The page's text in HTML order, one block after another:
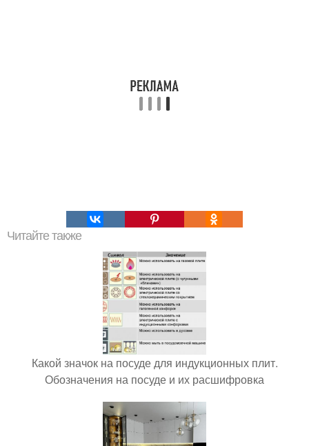
Читайте также
Какой значок на посуде для индукционных плит.
Обозначения на посуде и их расшифровка